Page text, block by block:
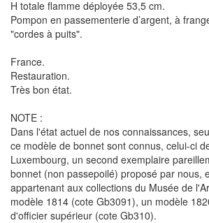
H totale flamme déployée 53,5 cm.
Pompon en passementerie d’argent, à
"cordes à puits".
France.
Restauration.
Très bon état.
NOTE :
Dans l'état actuel de nos connaissances,
ce modèle de bonnet sont connus, celui-ci
Luxembourg, un second exemplaire
bonnet (non passepoilé) proposé par nous,
appartenant aux collections du Musée de
modèle 1814 (cote Gb3091), un modèle
d'officier supérieur (cote Gb310).